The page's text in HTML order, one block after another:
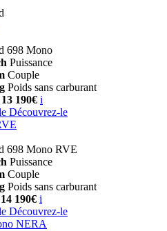
698 Mono
Puissance
Couple
Poids sans carburant
190€ i
Découvrez-le
698 Mono RVE
Puissance
Couple
Poids sans carburant
190€ i
Découvrez-le
NERA